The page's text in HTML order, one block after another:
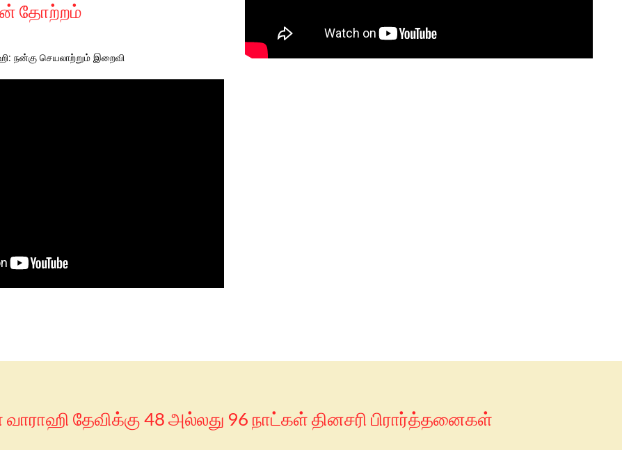
தோற்றம்
நன்கு செயலாற்றும் இறைவி
தேவிக்கு 48 அல்லது 96 நாட்கள் தினசரி பிரார்த்தனைகள்